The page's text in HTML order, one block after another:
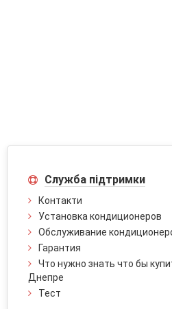
Служба підтримки
Контакти
Установка кондиционеров
Обслуживание
Гарантия
Что нужно знать что бы
Днепре
Тест